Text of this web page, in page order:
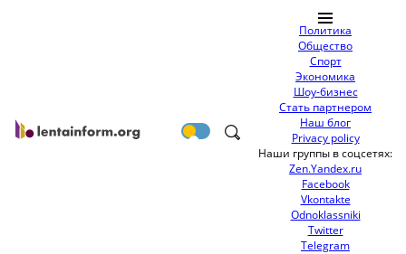
Политика
Общество
Спорт
Экономика
Шоу-бизнес
Стать партнером
Наш блог
Privacy policy
Наши группы в соцсетях:
Zen.Yandex.ru
Facebook
Vkontakte
Odnoklassniki
Twitter
Telegram